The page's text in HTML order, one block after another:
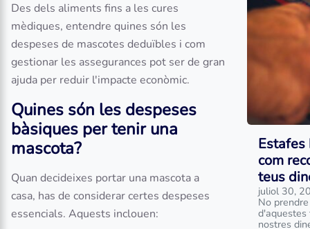
Des dels aliments fins a les cures
mèdiques, entendre quines són les
despeses de mascotes deduïbles i com
gestionar les assegurances pot ser de gran
ajuda per reduir l'impacte econòmic.
Quines són les despeses
bàsiques per tenir una
mascota?
Quan decideixes portar una mascota a
casa, has de considerar certes despeses
essencials. Aquests inclouen:
Estafes
com
teus
juliol 30,
No
d'aquestes
nostres